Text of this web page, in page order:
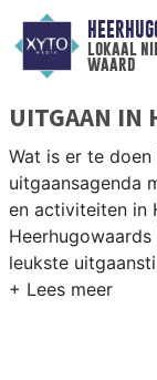
lokaal
waard
UITGAAN IN
Wat is er te
uitgaansagenda
en activiteiten in
leukste